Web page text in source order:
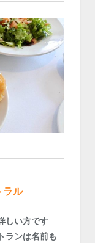
ラル
しい方です
ランは名前も